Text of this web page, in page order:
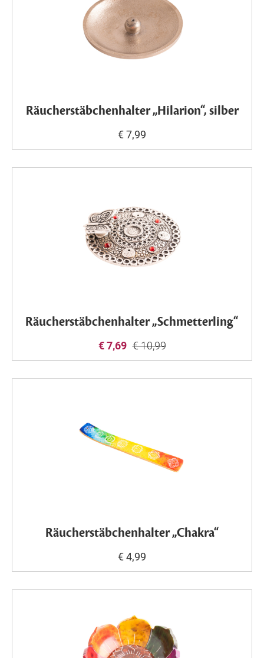
Räucherstäbchenhalter „Hilarion“, silber
€ 7,99
Räucherstäbchenhalter „Schmetterling“
€ 7,69 € 10,99
Räucherstäbchenhalter „Chakra“
€ 4,99